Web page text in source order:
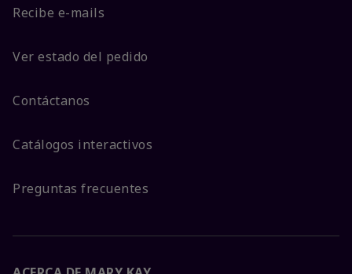
Recibe e-mails
Ver estado del pedido
Contáctanos
Catálogos interactivos
Preguntas frecuentes